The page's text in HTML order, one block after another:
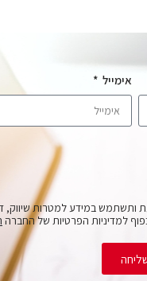
אימייל
במידע למטרות שיווק,
למדיניות הפרטיות של החברה